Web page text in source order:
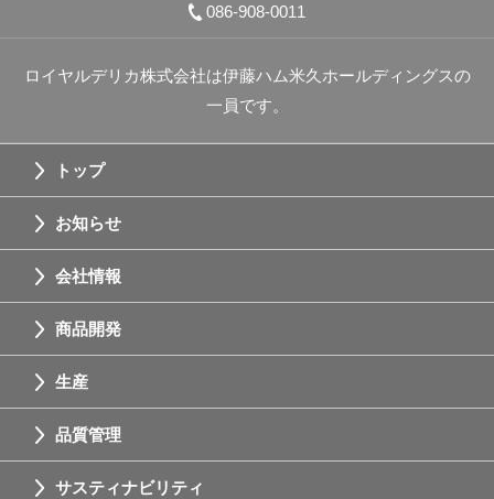
086-908-0011
ロイヤルデリカ株式会社は伊藤ハム米久ホールディングスの
一員です。
トップ
お知らせ
会社情報
商品開発
生産
品質管理
サスティナビリティ